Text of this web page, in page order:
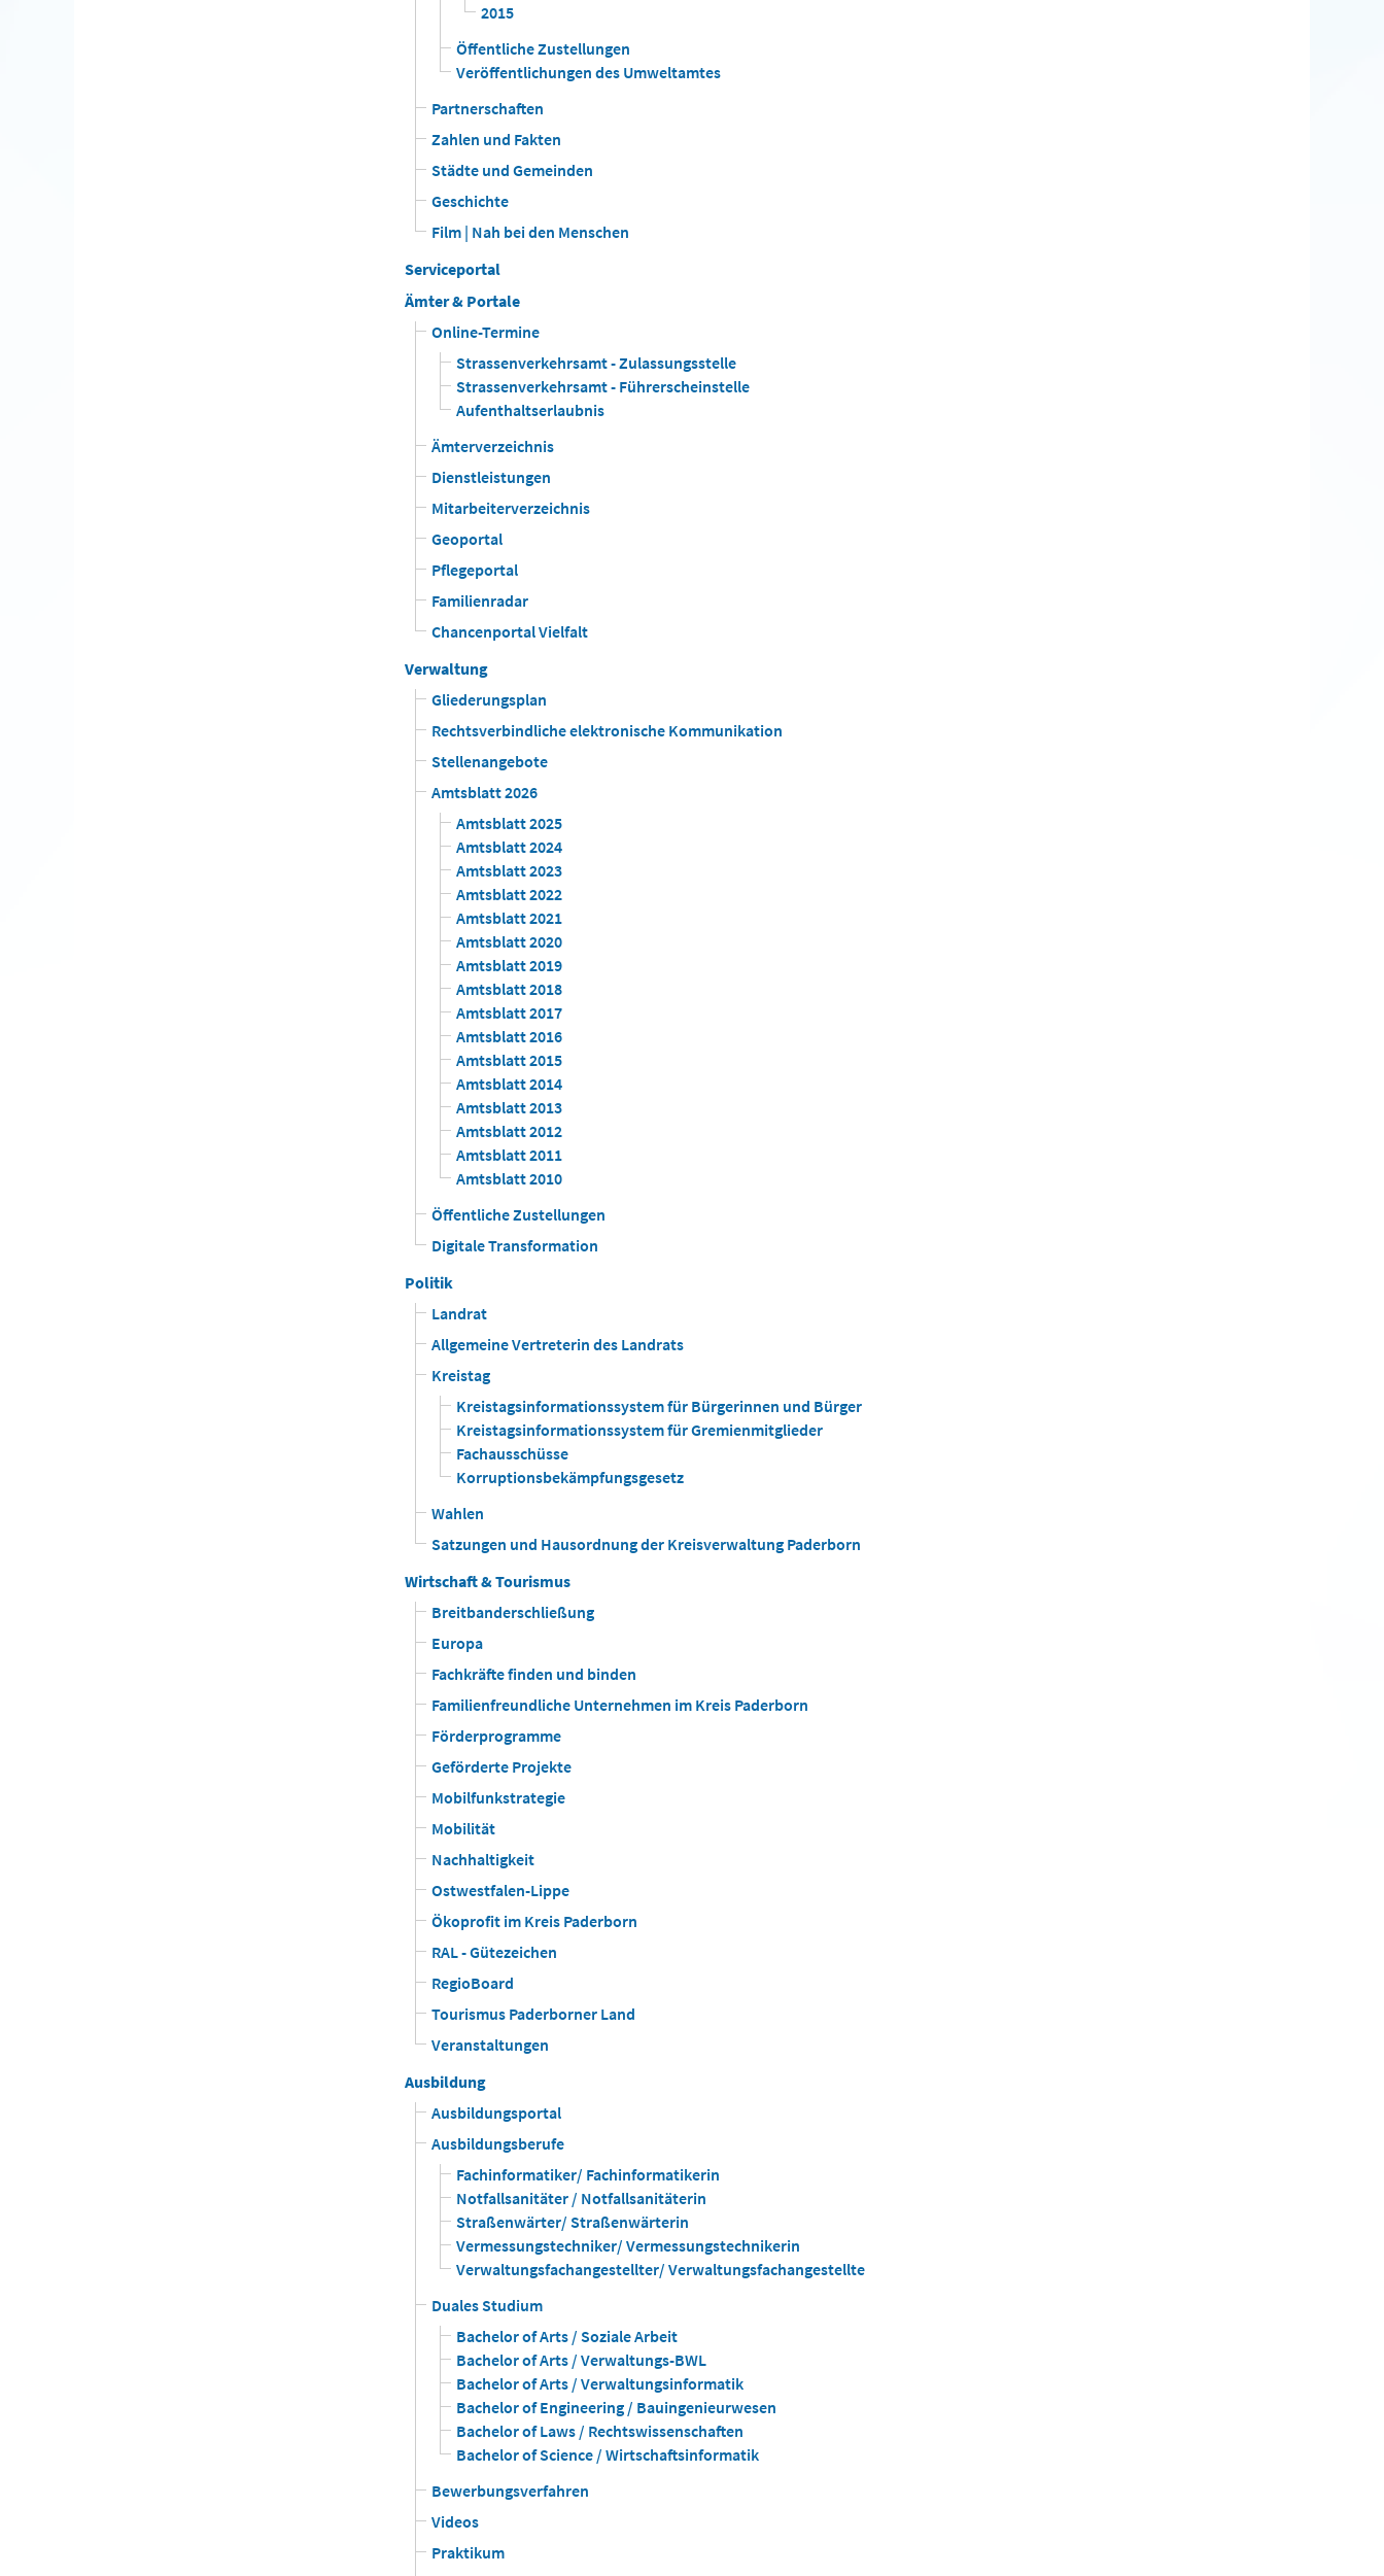
2015
Öffentliche Zustellungen
Veröffentlichungen des Umweltamtes
Partnerschaften
Zahlen und Fakten
Städte und Gemeinden
Geschichte
Film | Nah bei den Menschen
Serviceportal
Ämter & Portale
Online-Termine
Strassenverkehrsamt - Zulassungsstelle
Strassenverkehrsamt - Führerscheinstelle
Aufenthaltserlaubnis
Ämterverzeichnis
Dienstleistungen
Mitarbeiterverzeichnis
Geoportal
Pflegeportal
Familienradar
Chancenportal Vielfalt
Verwaltung
Gliederungsplan
Rechtsverbindliche elektronische Kommunikation
Stellenangebote
Amtsblatt 2026
Amtsblatt 2025
Amtsblatt 2024
Amtsblatt 2023
Amtsblatt 2022
Amtsblatt 2021
Amtsblatt 2020
Amtsblatt 2019
Amtsblatt 2018
Amtsblatt 2017
Amtsblatt 2016
Amtsblatt 2015
Amtsblatt 2014
Amtsblatt 2013
Amtsblatt 2012
Amtsblatt 2011
Amtsblatt 2010
Öffentliche Zustellungen
Digitale Transformation
Politik
Landrat
Allgemeine Vertreterin des Landrats
Kreistag
Kreistagsinformationssystem für Bürgerinnen und Bürger
Kreistagsinformationssystem für Gremienmitglieder
Fachausschüsse
Korruptionsbekämpfungsgesetz
Wahlen
Satzungen und Hausordnung der Kreisverwaltung Paderborn
Wirtschaft & Tourismus
Breitbanderschließung
Europa
Fachkräfte finden und binden
Familienfreundliche Unternehmen im Kreis Paderborn
Förderprogramme
Geförderte Projekte
Mobilfunkstrategie
Mobilität
Nachhaltigkeit
Ostwestfalen-Lippe
Ökoprofit im Kreis Paderborn
RAL - Gütezeichen
RegioBoard
Tourismus Paderborner Land
Veranstaltungen
Ausbildung
Ausbildungsportal
Ausbildungsberufe
Fachinformatiker/ Fachinformatikerin
Notfallsanitäter / Notfallsanitäterin
Straßenwärter/ Straßenwärterin
Vermessungstechniker/ Vermessungstechnikerin
Verwaltungsfachangestellter/ Verwaltungsfachangestellte
Duales Studium
Bachelor of Arts / Soziale Arbeit
Bachelor of Arts / Verwaltungs-BWL
Bachelor of Arts / Verwaltungsinformatik
Bachelor of Engineering / Bauingenieurwesen
Bachelor of Laws / Rechtswissenschaften
Bachelor of Science / Wirtschaftsinformatik
Bewerbungsverfahren
Videos
Praktikum